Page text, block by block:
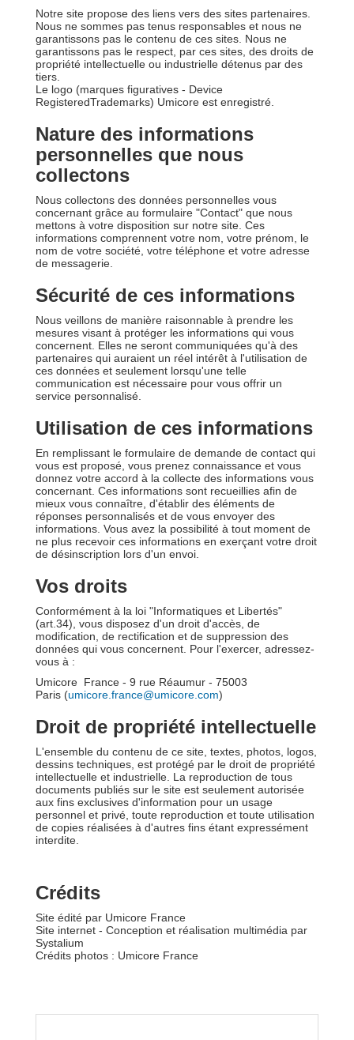
Notre site propose des liens vers des sites partenaires.
Nous ne sommes pas tenus responsables et nous ne
garantissons pas le contenu de ces sites. Nous ne
garantissons pas le respect, par ces sites, des droits de
propriété intellectuelle ou industrielle détenus par des
tiers.
Le logo (marques figuratives - Device
RegisteredTrademarks) Umicore est enregistré.
Nature des informations
personnelles que nous
collectons
Nous collectons des données personnelles vous
concernant grâce au formulaire "Contact" que nous
mettons à votre disposition sur notre site. Ces
informations comprennent votre nom, votre prénom, le
nom de votre société, votre téléphone et votre adresse
de messagerie.
Sécurité de ces informations
Nous veillons de manière raisonnable à prendre les
mesures visant à protéger les informations qui vous
concernent. Elles ne seront communiquées qu'à des
partenaires qui auraient un réel intérêt à l'utilisation de
ces données et seulement lorsqu'une telle
communication est nécessaire pour vous offrir un
service personnalisé.
Utilisation de ces informations
En remplissant le formulaire de demande de contact qui
vous est proposé, vous prenez connaissance et vous
donnez votre accord à la collecte des informations vous
concernant. Ces informations sont recueillies afin de
mieux vous connaître, d'établir des éléments de
réponses personnalisés et de vous envoyer des
informations. Vous avez la possibilité à tout moment de
ne plus recevoir ces informations en exerçant votre droit
de désinscription lors d'un envoi.
Vos droits
Conformément à la loi "Informatiques et Libertés"
(art.34), vous disposez d'un droit d'accès, de
modification, de rectification et de suppression des
données qui vous concernent. Pour l'exercer, adressez-
vous à :
Umicore France - 9 rue Réaumur - 75003
Paris (umicore.france@umicore.com)
Droit de propriété intellectuelle
L'ensemble du contenu de ce site, textes, photos, logos,
dessins techniques, est protégé par le droit de propriété
intellectuelle et industrielle. La reproduction de tous
documents publiés sur le site est seulement autorisée
aux fins exclusives d'information pour un usage
personnel et privé, toute reproduction et toute utilisation
de copies réalisées à d'autres fins étant expressément
interdite.
Crédits
Site édité par Umicore France
Site internet - Conception et réalisation multimédia par
Systalium
Crédits photos : Umicore France